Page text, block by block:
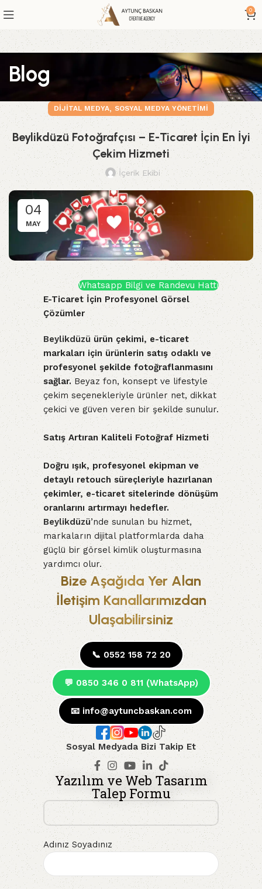
0
Blog
DIJITAL MEDYA, SOSYAL MEDYA YÖNETIMI
Beylikdüzü Fotoğrafçısı – E-Ticaret İçin En İyi
Çekim Hizmeti
İçerik Ekibi
04
MAY
Whatsapp Bilgi ve Randevu Hattı
E-Ticaret İçin Profesyonel Görsel
Çözümler
Beylikdüzüürün çekimi, e-ticaret
markaları için ürünlerin satış odaklı ve
profesyonel şekilde fotoğraflanmasını
sağlar.Beyaz fon, konsept ve lifestyle
çekim seçenekleriyle ürünler net, dikkat
çekici ve güven veren bir şekilde sunulur.
Satış Artıran Kaliteli Fotoğraf Hizmeti
Doğru ışık, profesyonel ekipman ve
detaylı retouch süreçleriyle hazırlanan
çekimler, e-ticaret sitelerinde dönüşüm
oranlarını artırmayı hedefler.
Beylikdüzü’nde sunulan bu hizmet,
markaların dijital platformlarda daha
güçlü bir görsel kimlik oluşturmasına
yardımcı olur.
Bize Aşağıda Yer Alan
İletişim Kanallarımızdan
Ulaşabilirsiniz
📞 0552 158 72 20
💬 0850 346 0 811 (WhatsApp)
📧 info@aytuncbaskan.com
Sosyal Medyada Bizi Takip Et
Yazılım ve Web Tasarım
Talep Formu
Adınız Soyadınız